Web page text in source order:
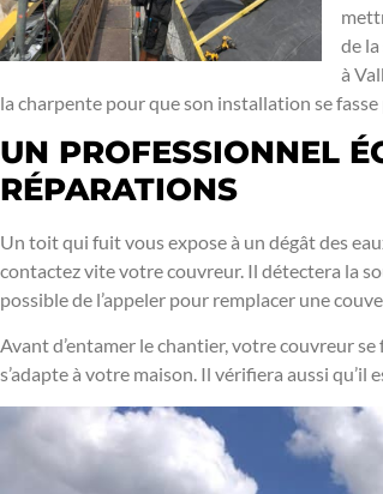
de
à
la charpente pour que son installation se fasse
UN PROFESSIONNEL
RÉPARATIONS
Un toit qui fuit vous expose à un dégât des
contactez vite votre couvreur. Il détectera la
possible de l’appeler pour remplacer une
Avant d’entamer le chantier, votre couvreur
s’adapte à votre maison. Il vérifiera aussi qu’il